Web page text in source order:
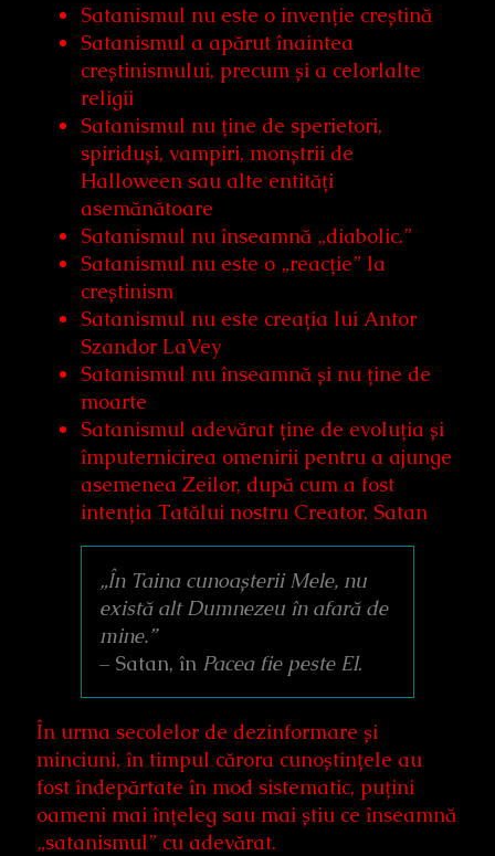
Satanismul nu este o invenție creștină
Satanismul a apărut înaintea
creștinismului, precum și a celorlalte
religii
Satanismul nu ține de sperietori,
spiriduși, vampiri, monștrii de
Halloween sau alte entități
asemănătoare
Satanismul nu înseamnă „diabolic.”
Satanismul nu este o „reacție” la
creștinism
Satanismul nu este creația lui Antor
Szandor LaVey
Satanismul nu înseamnă și nu ține de
moarte
Satanismul adevărat ține de evoluția și
împuternicirea omenirii pentru a ajunge
asemenea Zeilor, după cum a fost
intenția Tatălui nostru Creator, Satan
„În Taina cunoașterii Mele, nu
există alt Dumnezeu în afară de
mine.”
– Satan, în Pacea fie peste El.
În urma secolelor de dezinformare și
minciuni, în timpul cărora cunoștințele au
fost îndepărtate în mod sistematic, puțini
oameni mai înțeleg sau mai știu ce înseamnă
„satanismul” cu adevărat.